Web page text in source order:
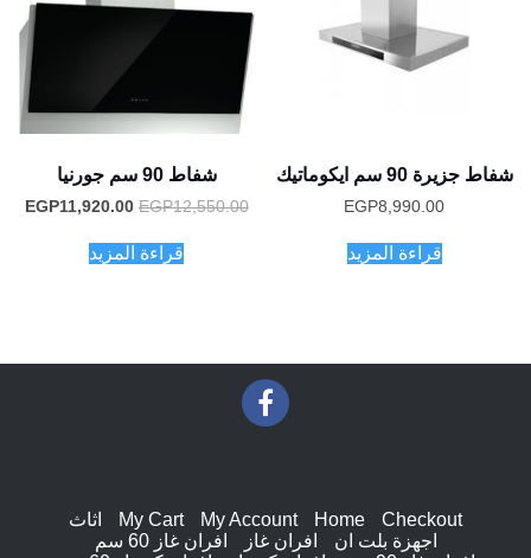
شفاط جزيرة 90 سم ايكوماتيك
EGP8,990.00
قراءة المزيد
شفاط 90 سم جورنيا
EGP12,550.00
السعر
هو:
EGP12,550.00.
EGP11,920.00
قراءة المزيد
Checkout
Home
My Account
My Cart
اثاث
اجهزة بلت ان
افران غاز
افران غاز 60 سم